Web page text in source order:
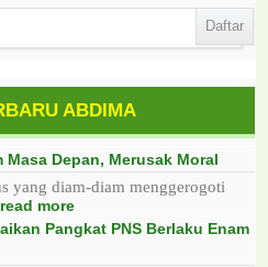
ABDIMA
Depan, Merusak Moral
yang diam-diam menggerogoti
more
Pangkat PNS Berlaku Enam